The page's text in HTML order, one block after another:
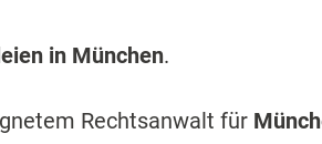
in München.
Rechtsanwalt für